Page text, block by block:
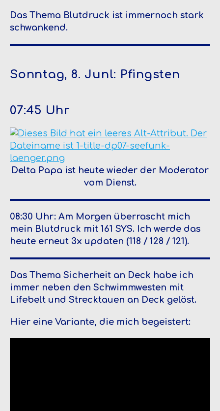
Das Thema Blutdruck ist immernoch stark
schwankend.
Sonntag, 8. Junl: Pfingsten
07:45 Uhr
Delta Papa ist heute wieder der Moderator
vom Dienst.
08:30 Uhr: Am Morgen überrascht mich
mein Blutdruck mit 161 SYS. Ich werde das
heute erneut 3x updaten (118 / 128 / 121).
Das Thema Sicherheit an Deck habe ich
immer neben den Schwimmwesten mit
Lifebelt und Strecktauen an Deck gelöst.
Hier eine Variante, die mich begeistert: